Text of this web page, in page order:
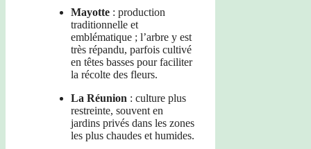
Mayotte : production
traditionnelle et
emblématique ; l’arbre y est
très répandu, parfois cultivé
en têtes basses pour faciliter
la récolte des fleurs.
La Réunion : culture plus
restreinte, souvent en
jardins privés dans les zones
les plus chaudes et humides.